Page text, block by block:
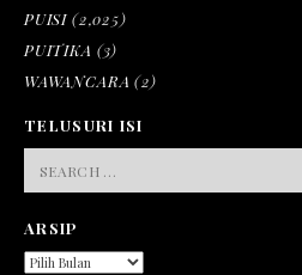
PUISI (2,025)
PUITIKA (3)
WAWANCARA (2)
TELUSURI ISI
FOR:
ARSIP
ARSIP